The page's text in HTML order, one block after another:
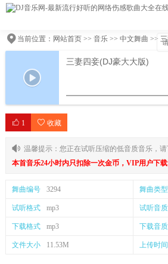
当前位置： 网站首页>> 音乐>> 中文舞曲 >>
三妻四妾(DJ豪大大版)
1 收藏
温馨提示：您正在试听压缩的低音质音乐，
本首音乐24小时内只扣除一次金币，VIP用户下
舞曲编号 3294 舞曲类型
试听格式 mp3 试听音质
下载格式 mp3 下载音质
文件大小 11.53M 上传时间